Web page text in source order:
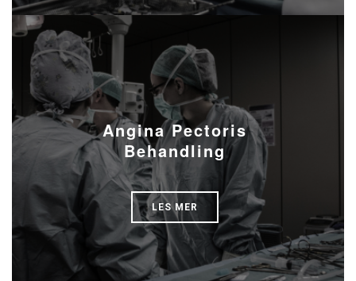
Angina Pectoris
Behandling
LES MER